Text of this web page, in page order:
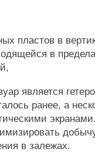
пластов в
в
является
ранее, а
в залежах.